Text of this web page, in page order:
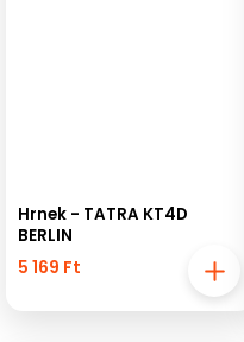
Hrnek - TATRA KT4D
BERLIN
5 169 Ft